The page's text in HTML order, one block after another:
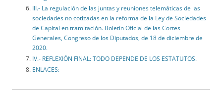
III.- La regulación de las juntas y reuniones telemáticas de las
sociedades no cotizadas en la reforma de la Ley de Sociedades
de Capital en tramitación. Boletín Oficial de las Cortes
Generales, Congreso de los Diputados, de 18 de diciembre de
2020.
IV.- REFLEXIÓN FINAL: TODO DEPENDE DE LOS ESTATUTOS.
ENLACES: